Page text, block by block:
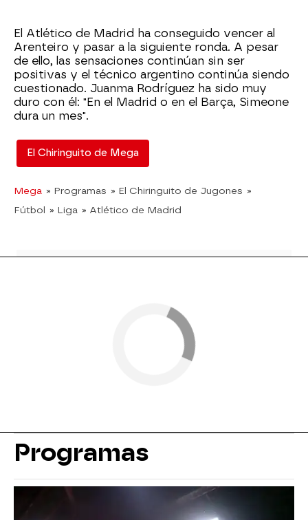
El Atlético de Madrid ha conseguido vencer al
Arenteiro y pasar a la siguiente ronda. A pesar
de ello, las sensaciones continúan sin ser
positivas y el técnico argentino continúa siendo
cuestionado. Juanma Rodríguez ha sido muy
duro con él: "En el Madrid o en el Barça, Simeone
dura un mes".
El Chiringuito de Mega
Mega » Programas » El Chiringuito de Jugones »
Fútbol » Liga » Atlético de Madrid
Programas